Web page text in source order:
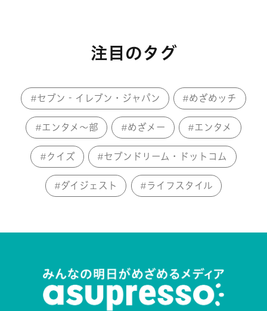
注目のタグ
セブン‐イレブン・ジャパン めざめッチ
エンタメ～部 めざメー エンタメ
クイズ セブンドリーム・ドットコム
ダイジェスト ライフスタイル